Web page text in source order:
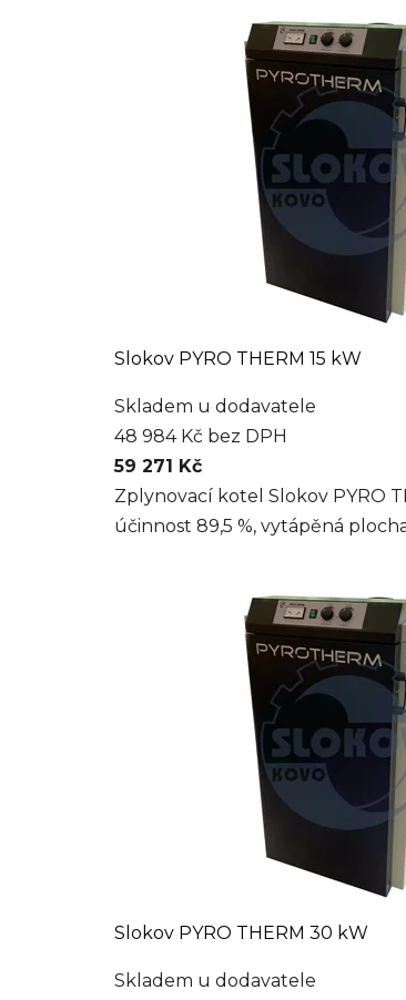
Slokov PYRO THERM 15 kW
Skladem u dodavatele
48 984 Kč bez DPH
59 271 Kč
Zplynovací kotel Slokov PYRO
účinnost 89,5 %, vytápěná plocha
Slokov PYRO THERM 30 kW
Skladem u dodavatele